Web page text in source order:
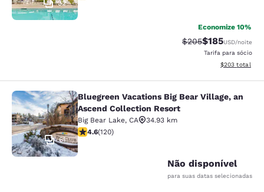
32
Economize 10%
Tarifa anterior
$205Tarifa com
$185USD/noite
Tarifa para sócio
Exibir
$203 total
Bluegreen Vacations Big Bear
61
Bluegreen Vacations Big Bear Village, an
Ascend Collection Resort
Big Bear Lake, CA
34.93 km
classificação 4.63 estrelas. Excepcional. 120
4.6(120)
Não disponível
para suas datas selecionadas